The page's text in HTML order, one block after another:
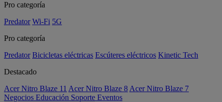
Pro categoría
Predator Wi-Fi 5G
Pro categoría
Predator Bicicletas eléctricas Escúteres eléctricos Kinetic Tech
Destacado
Acer Nitro Blaze 11 Acer Nitro Blaze 8 Acer Nitro Blaze 7
Negocios Educación Soporte Eventos